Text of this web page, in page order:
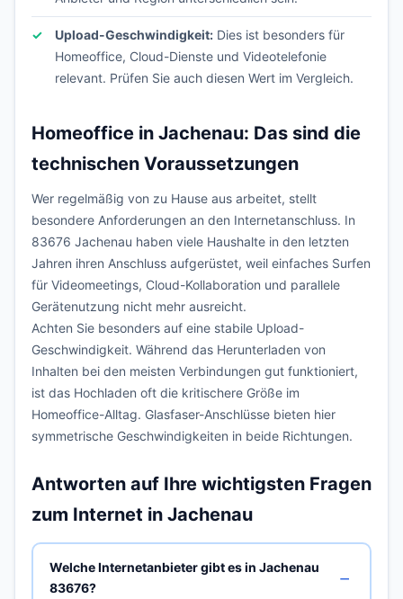
Upload-Geschwindigkeit: Dies ist besonders für
Homeoffice, Cloud-Dienste und Videotelefonie
relevant. Prüfen Sie auch diesen Wert im Vergleich.
Homeoffice in Jachenau: Das sind die
technischen Voraussetzungen
Wer regelmäßig von zu Hause aus arbeitet, stellt
besondere Anforderungen an den Internetanschluss. In
83676 Jachenau haben viele Haushalte in den letzten
Jahren ihren Anschluss aufgerüstet, weil einfaches Surfen
für Videomeetings, Cloud-Kollaboration und parallele
Gerätenutzung nicht mehr ausreicht.
Achten Sie besonders auf eine stabile Upload-
Geschwindigkeit. Während das Herunterladen von
Inhalten bei den meisten Verbindungen gut funktioniert,
ist das Hochladen oft die kritischere Größe im
Homeoffice-Alltag. Glasfaser-Anschlüsse bieten hier
symmetrische Geschwindigkeiten in beide Richtungen.
Antworten auf Ihre wichtigsten Fragen
zum Internet in Jachenau
Welche Internetanbieter gibt es in Jachenau
83676?